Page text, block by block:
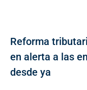
Reforma
en alerta a las
desde ya